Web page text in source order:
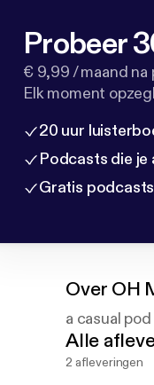
Probeer
€ 9,99 / maand
Elk moment
20 uur
Podcasts die
Gratis podcasts
Over OH
a casual
Alle
2 afleveringen